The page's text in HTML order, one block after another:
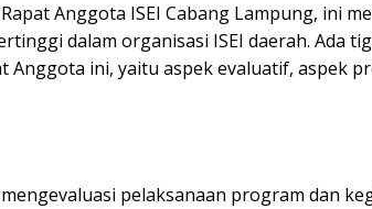
Anggota ISEI Cabang Lampung, ini
dalam organisasi ISEI daerah. Ada
Anggota ini, yaitu aspek evaluatif, aspek
pelaksanaan program dan